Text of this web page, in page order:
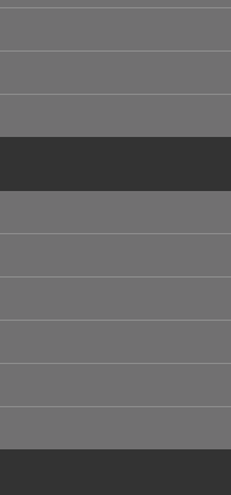
成に必要な範囲で、取
ります。
般社団法人メディカル
ついて責任を有しま
ス
取得情報
プ